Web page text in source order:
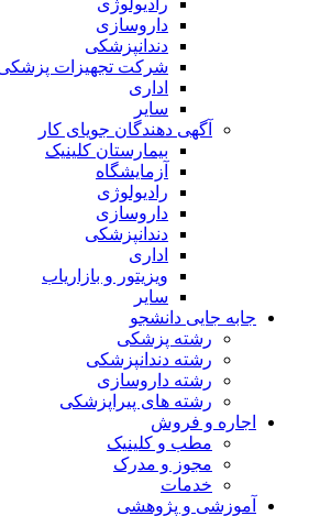
رادیولوژی
داروسازی
دندانپزشکی
شرکت تجهیزات پزشکی
اداری
سایر
آگهی دهندگان جویای کار
بیمارستان کلینیک
آزمایشگاه
رادیولوژی
داروسازی
دندانپزشکی
اداری
ویزیتور و بازاریاب
سایر
جابه جایی دانشجو
رشته پزشکی
رشته دندانپزشکی
رشته داروسازی
رشته های پیراپزشکی
اجاره و فروش
مطب و کلینیک
مجوز و مدرک
خدمات
آموزشی و پژوهشی